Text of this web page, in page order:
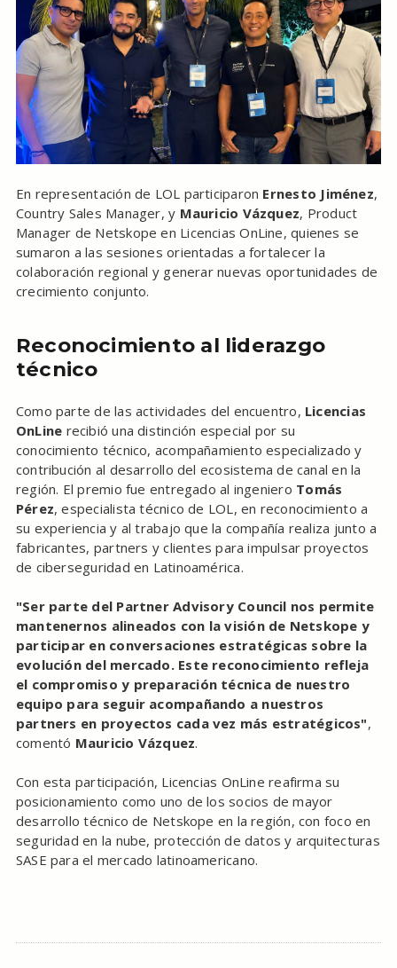
En representación de LOL participaron Ernesto Jiménez,
Country Sales Manager, y Mauricio Vázquez, Product
Manager de Netskope en Licencias OnLine, quienes se
sumaron a las sesiones orientadas a fortalecer la
colaboración regional y generar nuevas oportunidades de
crecimiento conjunto.
Reconocimiento al liderazgo
técnico
Como parte de las actividades del encuentro, Licencias
OnLine recibió una distinción especial por su
conocimiento técnico, acompañamiento especializado y
contribución al desarrollo del ecosistema de canal en la
región. El premio fue entregado al ingeniero Tomás
Pérez, especialista técnico de LOL, en reconocimiento a
su experiencia y al trabajo que la compañía realiza junto a
fabricantes, partners y clientes para impulsar proyectos
de ciberseguridad en Latinoamérica.
"Ser parte del Partner Advisory Council nos permite
mantenernos alineados con la visión de Netskope y
participar en conversaciones estratégicas sobre la
evolución del mercado. Este reconocimiento refleja
el compromiso y preparación técnica de nuestro
equipo para seguir acompañando a nuestros
partners en proyectos cada vez más estratégicos",
comentó Mauricio Vázquez.
Con esta participación, Licencias OnLine reafirma su
posicionamiento como uno de los socios de mayor
desarrollo técnico de Netskope en la región, con foco en
seguridad en la nube, protección de datos y arquitecturas
SASE para el mercado latinoamericano.